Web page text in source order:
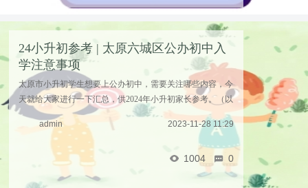
24小升初参考 | 太原六城区公办初中入
学注意事项
太原市小升初学生想要上公办初中，需要关注哪些内容，今
天就给大家进行一下汇总，供2024年小升初家长参考。（以
下内容整理自2023年小升初招生政策，供参考）01入学方式
太原市小升初入学方式主要分为以下几种：九年一 ...……
admin 2023-11-28 11:29
1004 0